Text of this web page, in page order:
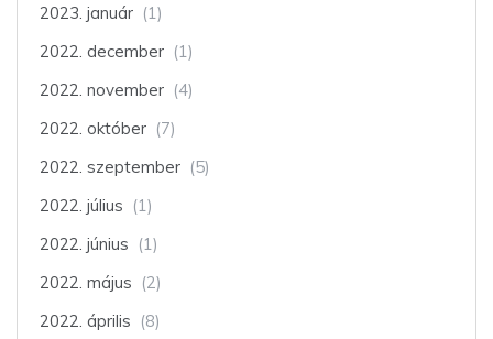
2023. január (1)
2022. december (1)
2022. november (4)
2022. október (7)
2022. szeptember (5)
2022. július (1)
2022. június (1)
2022. május (2)
2022. április (8)